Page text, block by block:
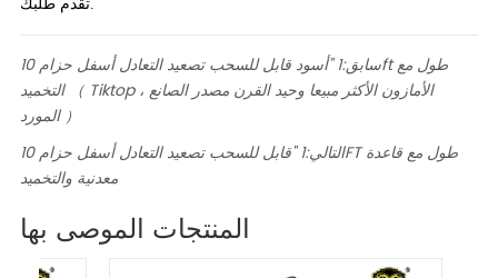
سابق:
1 "أسود قابل للسحب تصعيد التعادل أسفل حزام 10ft طول مع
التخميد （ Tiktop ، الأمازون الأكثر مبيعا وحيد القرن مصدر الصانع
المورد ）
التالي:
1 "قابل للسحب تصعيد التعادل أسفل حزام 10FT طول مع قاعدة
معدنية والتخميد
المنتجات الموصى بها